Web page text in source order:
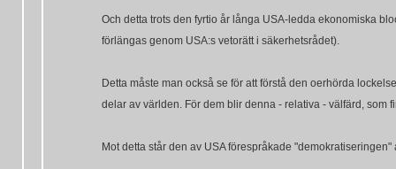
Och detta trots den fyrtio år långa USA-ledda ekonomiska
förlängas genom USA:s vetorätt i säkerhetsrådet).
Detta måste man också se för att förstå den oerhörda
delar av världen. För dem blir denna - relativa - välfärd,
Mot detta står den av USA förespråkade "demokratiseringen"